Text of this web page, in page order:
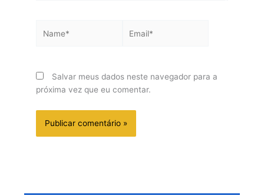
Salvar meus dados neste navegador para a
próxima vez que eu comentar.